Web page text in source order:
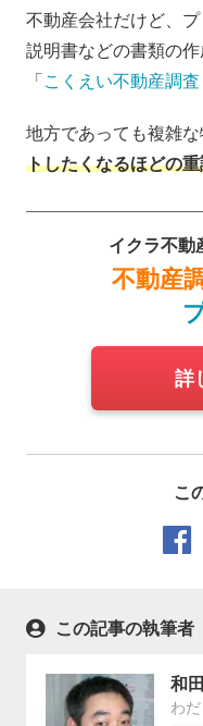
不動産会社だけど、
説明書などの書類の作
「
こくえい不動産調査
地方であっても複雑
トしたくなるほどの
イクラ不動
不動産
詳
こ
この記事の執筆者
和
わだ